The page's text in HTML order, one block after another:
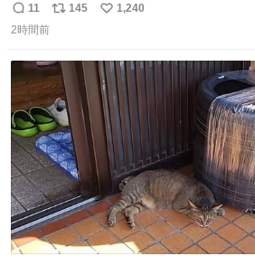
返
信
11
リ
ト
数
145
い
数
1,240
2時間前